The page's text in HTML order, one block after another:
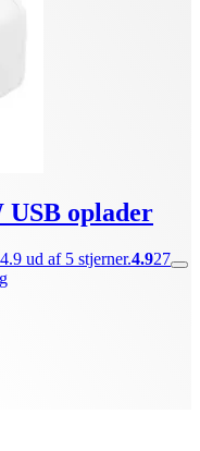
USB oplader
ud af 5 stjerner.4.927